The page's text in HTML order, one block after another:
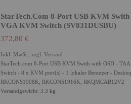
StarTech.com 8-Port USB KVM
VGA KVM Switch (SV831DUSBU)
372,80 €
Inkl. MwSt., zzgl. Versand
StarTech.com 8-Port USB KVM Swith with OSD -
Switch - 8 x KVM port(s) - 1 lokaler Benutzer -
RKCONS1908K, RKCONS1916K, RKQMCAB12V2
Versandgewicht: 3.3 kg